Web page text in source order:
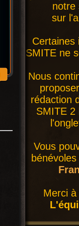
notre
sur
Certaines
SMITE ne
Nous
rédaction
SMITE 2
Vous
Merci